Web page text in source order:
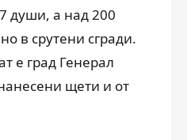
души, а над 200
в срутени сгради.
е град Генерал
щети и от